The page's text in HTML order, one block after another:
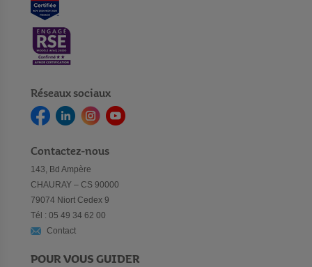
Réseaux sociaux
Contactez-nous
143, Bd Ampère
CHAURAY – CS 90000
79074 Niort Cedex 9
Tél : 05 49 34 62 00
Contact
POUR VOUS GUIDER